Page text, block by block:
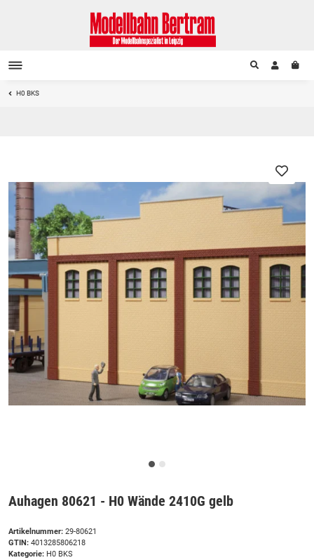
H0 BKS
Auhagen 80621 - H0 Wände 2410G gelb
Artikelnummer: 29-80621
GTIN: 4013285806218
Kategorie: H0 BKS